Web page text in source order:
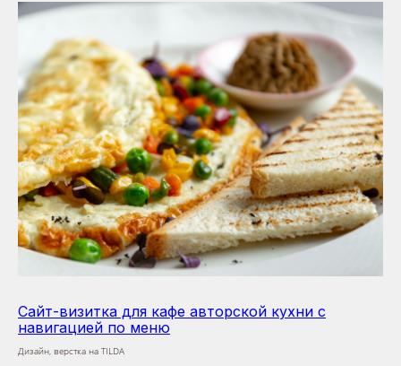
Сайт-визитка для кафе авторской кухни с
навигацией по меню
Дизайн, верстка на TILDA